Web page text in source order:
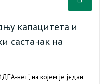
капацитета и
састанак на
нет“, на којем је један